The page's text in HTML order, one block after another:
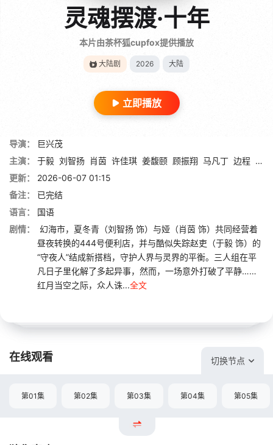
灵魂摆渡·十年
本片由茶杯狐cupfox提供播放
大陆剧 2026 大陆
立即播放
导演：
巨兴茂
主演：
于毅 刘智扬 肖茵 许佳琪 姜馥颐 顾振翔 马凡丁 边程 简
更新：
2026-06-07 01:15
备注：
已完结
语言：
国语
剧情：
幻海市，夏冬青（刘智扬 饰）与娅（肖茵 饰）共同经营着
昼夜转换的444号便利店，并与酷似失踪赵吏（于毅 饰）的
“守夜人”结成新搭档，守护人界与灵界的平衡。三人组在平
凡日子里化解了多起异事，然而，一场意外打破了平静……
红月当空之际，众人诛...全文
在线观看 切换节点
第01集 第02集 第03集 第04集 第05集